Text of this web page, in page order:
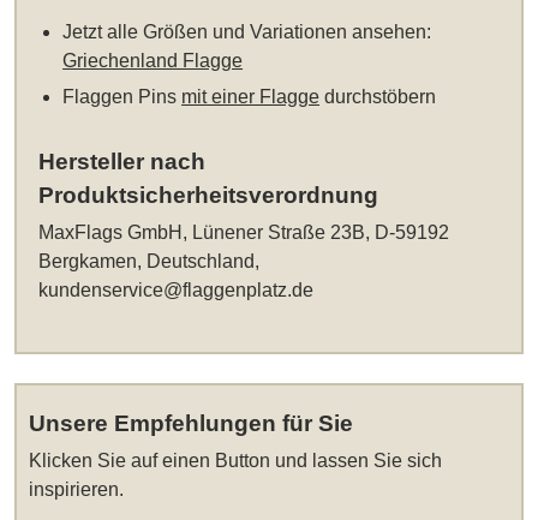
Jetzt alle Größen und Variationen ansehen:
Griechenland Flagge
Flaggen Pins mit einer Flagge durchstöbern
Hersteller nach
Produktsicherheitsverordnung
MaxFlags GmbH, Lünener Straße 23B, D-59192
Bergkamen, Deutschland,
kundenservice@flaggenplatz.de
Unsere Empfehlungen für Sie
Klicken Sie auf einen Button und lassen Sie sich
inspirieren.